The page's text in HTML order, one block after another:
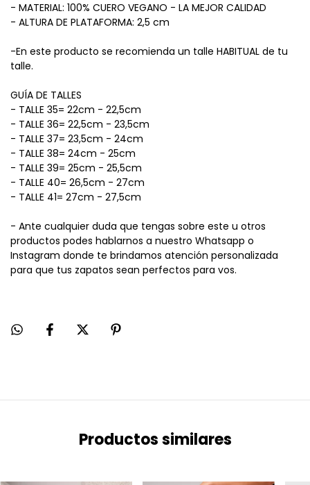
- MATERIAL: 100% CUERO VEGANO - LA MEJOR CALIDAD
- ALTURA DE PLATAFORMA: 2,5 cm
-En este producto se recomienda un talle HABITUAL de tu
talle.
GUÍA DE TALLES
- TALLE 35= 22cm - 22,5cm
- TALLE 36= 22,5cm - 23,5cm
- TALLE 37= 23,5cm - 24cm
- TALLE 38= 24cm - 25cm
- TALLE 39= 25cm - 25,5cm
- TALLE 40= 26,5cm - 27cm
- TALLE 41= 27cm - 27,5cm
- Ante cualquier duda que tengas sobre este u otros
productos podes hablarnos a nuestro Whatsapp o
Instagram donde te brindamos atención personalizada
para que tus zapatos sean perfectos para vos.
Productos similares